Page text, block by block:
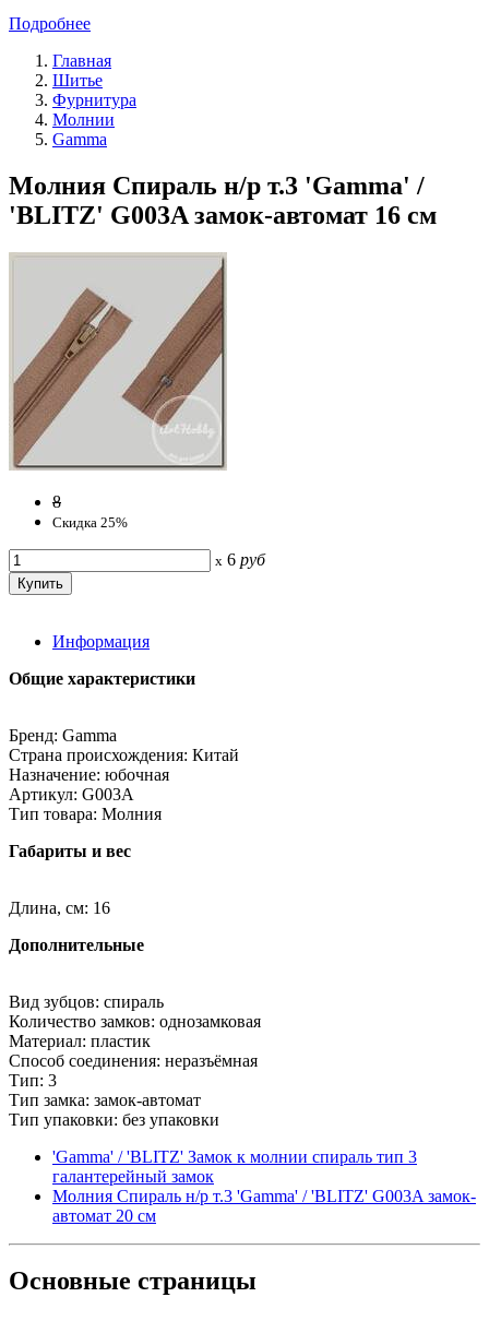
Подробнее
Главная
Шитье
Фурнитура
Молнии
Gamma
Молния Спираль н/р т.3 'Gamma' /
'BLITZ' G003A замок-автомат 16 см
8
Скидка 25%
x 6 руб
Информация
Общие характеристики
Бренд: Gamma
Страна происхождения: Китай
Назначение: юбочная
Артикул: G003A
Тип товара: Молния
Габариты и вес
Длина, см: 16
Дополнительные
Вид зубцов: спираль
Количество замков: однозамковая
Материал: пластик
Способ соединения: неразъёмная
Тип: 3
Тип замка: замок-автомат
Тип упаковки: без упаковки
'Gamma' / 'BLITZ' Замок к молнии спираль тип 3
галантерейный замок
Молния Спираль н/р т.3 'Gamma' / 'BLITZ' G003A замок-
автомат 20 см
Основные страницы